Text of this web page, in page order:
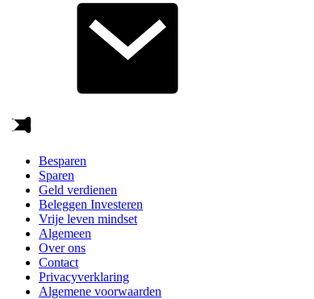
Besparen
Sparen
Geld verdienen
Beleggen Investeren
Vrije leven mindset
Algemeen
Over ons
Contact
Privacyverklaring
Algemene voorwaarden